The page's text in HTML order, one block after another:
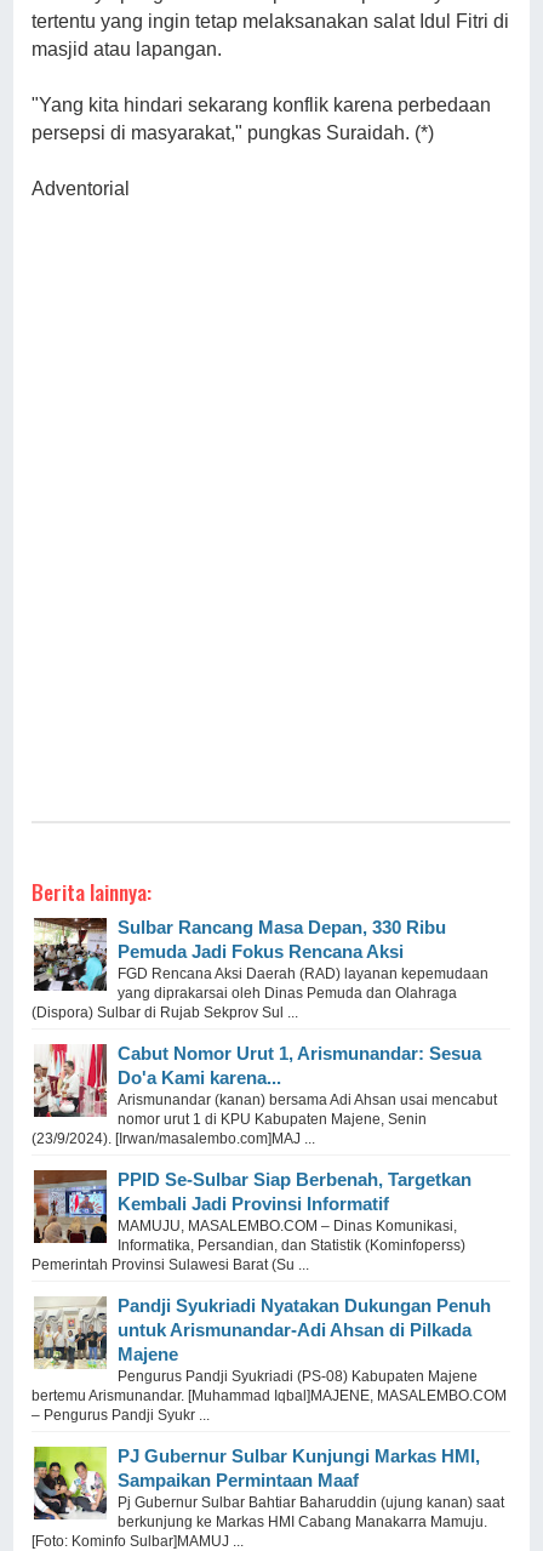
tertentu yang ingin tetap melaksanakan salat Idul Fitri di
masjid atau lapangan.
"Yang kita hindari sekarang konflik karena perbedaan
persepsi di masyarakat," pungkas Suraidah. (*)
Adventorial
Berita lainnya:
Sulbar Rancang Masa Depan, 330 Ribu
Pemuda Jadi Fokus Rencana Aksi
FGD Rencana Aksi Daerah (RAD) layanan kepemudaan
yang diprakarsai oleh Dinas Pemuda dan Olahraga
(Dispora) Sulbar di Rujab Sekprov Sul ...
Cabut Nomor Urut 1, Arismunandar: Sesua
Do'a Kami karena...
Arismunandar (kanan) bersama Adi Ahsan usai mencabut
nomor urut 1 di KPU Kabupaten Majene, Senin
(23/9/2024). [Irwan/masalembo.com]MAJ ...
PPID Se-Sulbar Siap Berbenah, Targetkan
Kembali Jadi Provinsi Informatif
MAMUJU, MASALEMBO.COM – Dinas Komunikasi,
Informatika, Persandian, dan Statistik (Kominfoperss)
Pemerintah Provinsi Sulawesi Barat (Su ...
Pandji Syukriadi Nyatakan Dukungan Penuh
untuk Arismunandar-Adi Ahsan di Pilkada
Majene
Pengurus Pandji Syukriadi (PS-08) Kabupaten Majene
bertemu Arismunandar. [Muhammad Iqbal]MAJENE, MASALEMBO.COM
– Pengurus Pandji Syukr ...
PJ Gubernur Sulbar Kunjungi Markas HMI,
Sampaikan Permintaan Maaf
Pj Gubernur Sulbar Bahtiar Baharuddin (ujung kanan) saat
berkunjung ke Markas HMI Cabang Manakarra Mamuju.
[Foto: Kominfo Sulbar]MAMUJ ...